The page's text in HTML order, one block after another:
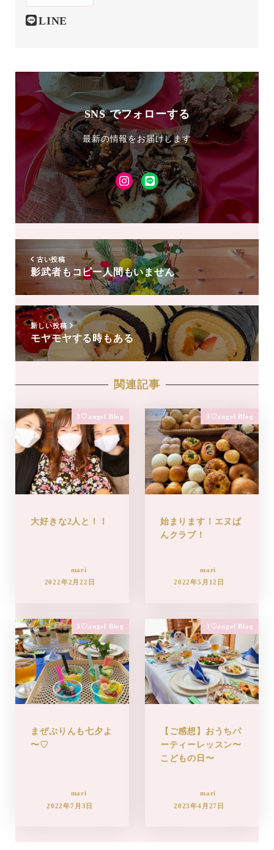
LINE
SNS でフォローする
最新の情報をお届けします
Instagram
LINE
友
達
追
加
古い投稿
影武者もコピー人間もいません
新しい投稿
モヤモヤする時もある
関連記事
3♡angel Blog
大好きな2人と！！
mari
2022年2月22日
3♡angel Blog
始まります！エヌぱ
んクラブ！
mari
2022年5月12日
3♡angel Blog
まぜぷりんも七夕よ
〜♡
mari
2022年7月3日
3♡angel Blog
【ご感想】おうちパ
ーティーレッスン〜
こどもの日〜
mari
2023年4月27日